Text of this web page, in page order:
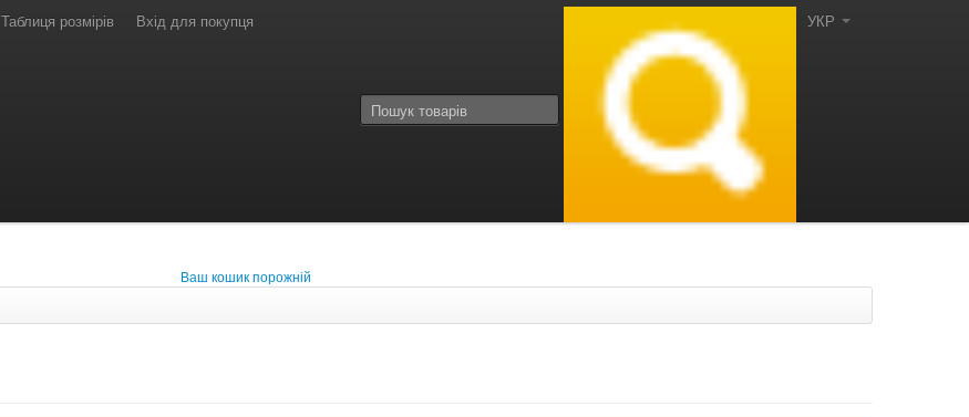
Таблиця розмірів Вхід для покупця УКР
Ваш кошик порожній